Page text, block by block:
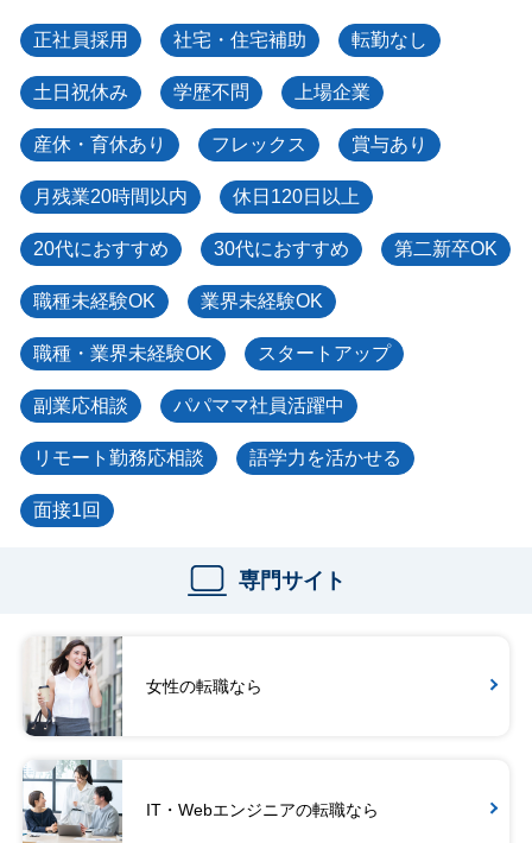
正社員採用 社宅・住宅補助 転勤なし
土日祝休み 学歴不問 上場企業
産休・育休あり フレックス 賞与あり
月残業20時間以内 休日120日以上
20代におすすめ 30代におすすめ 第二新卒OK
職種未経験OK 業界未経験OK
職種・業界未経験OK スタートアップ
副業応相談 パパママ社員活躍中
リモート勤務応相談 語学力を活かせる
面接1回
専門サイト
女性の転職なら
IT・Webエンジニアの転職なら